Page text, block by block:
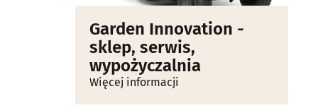
Garden Innovation -
sklep, serwis,
wypożyczalnia
Więcej informacji